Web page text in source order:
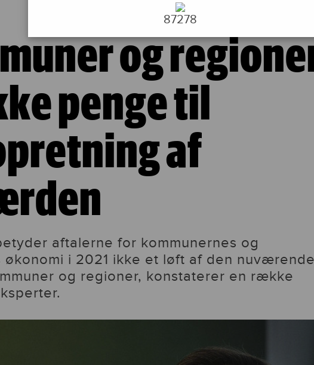
og
penge til
af
aftalerne for kommunernes og
økonomi i 2021 ikke et løft af den
og regioner, konstaterer en række
87278